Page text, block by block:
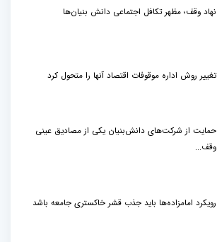
نهاد وقف؛ مظهر تکافل اجتماعی دانش بنیان‌ها
تغییر روش اداره موقوفات اقتصاد آنها را متحول کرد
حمایت از شرکت‌های دانش‌بنیان یکی از مصادیق عینی
وقف...
رویکرد امامزاده‌ها باید جذب قشر خاکستری جامعه باشد